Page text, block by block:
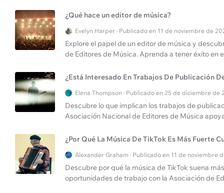
¿Qué hace un editor de música?
Evelyn Harper · Publicado en 11 de noviembre de
Explore el papel de un editor de música y
de Editores de Música. Aprenda a tener éxito en
¿Está Interesado En Trabajos De Publicación
Elena Thompson · Publicado en 25 de diciembre de
Descubre lo que implican los trabajos de
Asociación Nacional de Editores de Música
¿Por Qué La Música De TikTok Es Más Fuerte
Alexander Graham · Publicado en 11 de noviembre
Descubre por qué la música de TikTok suena
oportunidades de trabajo con la Asociación de